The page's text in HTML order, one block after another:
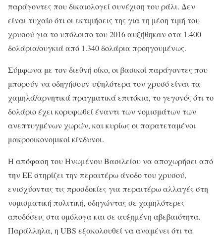
παράγοντες που δικαιολογεί συνέχιση του ράλι. Δεν
είναι τυχαίο ότι οι εκτιμήσεις της για τη μέση τιμή του
χρυσού για το υπόλοιπο του 2016 αυξήθηκαν στα 1.400
δολάρια/ουγκιά από 1.340 δολάρια προηγουμένως.
Σύμφωνα με τον διεθνή οίκο, οι βασικοί παράγοντες που
μπορούν να οδηγήσουν υψηλότερα τον χρυσό είναι τα
χαμηλά/αρνητικά πραγματικά επιτόκια, το γεγονός ότι το
δολάριο έχει κορυφωθεί έναντι των νομισμάτων των
ανεπτυγμένων χωρών, και κυρίως οι παρατεταμένοι
μακροοικονομικοί κίνδυνοι.
Η απόφαση του Ηνωμένου Βασιλείου να αποχωρήσει από
την ΕΕ στηρίζει την περαιτέρω άνοδο του χρυσού,
ενισχύοντας τις προσδοκίες για περαιτέρω αλλαγές στη
νομισματική πολιτική, οδηγώντας σε χαμηλότερες
αποδόσεις στα ομόλογα και σε αυξημένη αβεβαιότητα.
Παράλληλα, η UBS εξακολουθεί να αναμένει ότι τα